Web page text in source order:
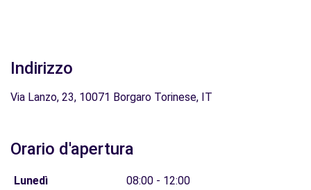
Indirizzo
Via Lanzo, 23, 10071 Borgaro Torinese, IT
Orario d'apertura
Lunedì
08:00 - 12:00